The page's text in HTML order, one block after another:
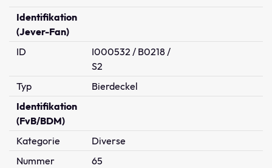
Identifikation
(Jever-Fan)
ID
I000532 / B0218 /
S2
Typ
Bierdeckel
Identifikation
(FvB/BDM)
Kategorie
Diverse
Nummer
65